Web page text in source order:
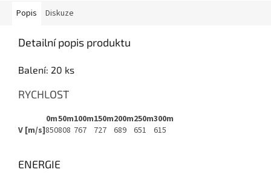
Popis Diskuze
Detailní popis produktu
Balení: 20 ks
RYCHLOST
0m50m100m150m200m250m300m
V [m/s]850808 767 727 689 651 615
ENERGIE